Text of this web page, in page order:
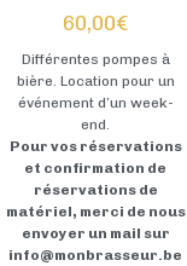
60,00€
Différentes pompes à
bière. Location pour un
événement d’un week-
end.
Pour vos réservations
et confirmation de
réservations de
matériel, merci de nous
envoyer un mail sur
info@monbrasseur.be